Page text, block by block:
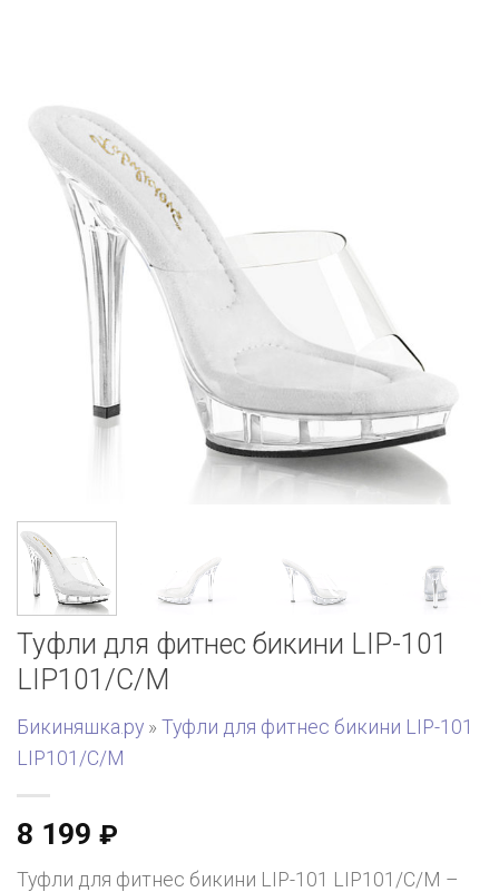
Туфли для фитнес бикини LIP-101
LIP101/C/M
Бикиняшка.ру » Туфли для фитнес бикини LIP-101
LIP101/C/M
8 199 ₽
Туфли для фитнес бикини LIP-101 LIP101/C/M –